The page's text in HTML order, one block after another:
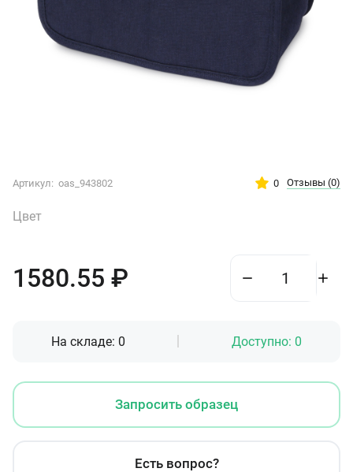
Артикул: oas_943802 0 Отзывы (0)
Цвет
1580.55 ₽
На складе: 0 Доступно: 0
Запросить образец
Есть вопрос?